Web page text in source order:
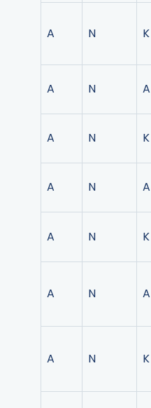
A N K
A N A
A N K
A N A
A N K
A N A
A N K